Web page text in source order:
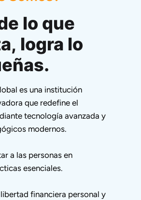
lo que
logra lo
es una institución
que redefine el
tecnología avanzada y
modernos.
a las personas en
esenciales.
financiera personal y